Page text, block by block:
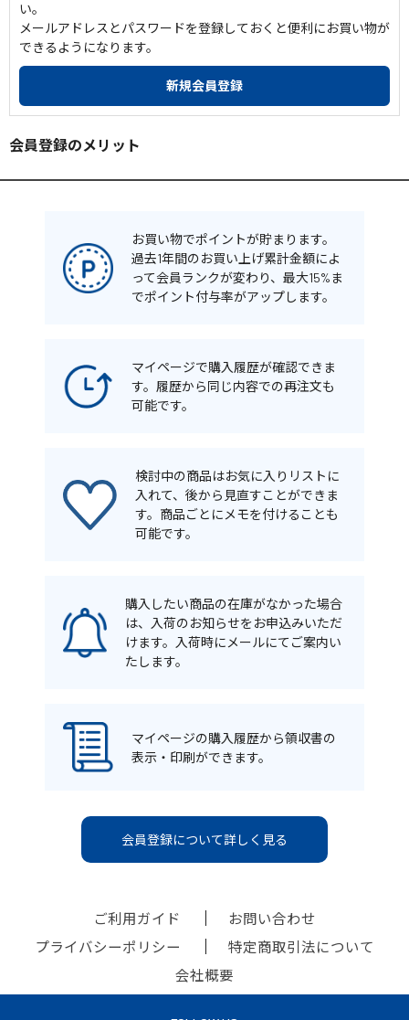
い。
メールアドレスとパスワードを登録しておくと便利にお買い物が
できるようになります。
会員登録のメリット
お買い物でポイントが貯まります。
過去1年間のお買い上げ累計金額によ
って会員ランクが変わり、最大15%ま
でポイント付与率がアップします。
マイページで購入履歴が確認できま
す。履歴から同じ内容での再注文も
可能です。
検討中の商品はお気に入りリストに
入れて、後から見直すことができま
す。商品ごとにメモを付けることも
可能です。
購入したい商品の在庫がなかった場合
は、入荷のお知らせをお申込みいただ
けます。入荷時にメールにてご案内い
たします。
マイページの購入履歴から領収書の
表示・印刷ができます。
会員登録について詳しく見る
ご利用ガイド
お問い合わせ
プライバシーポリシー
特定商取引法について
会社概要